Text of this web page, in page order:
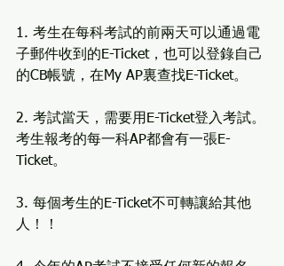
1. 考生在每科考試的前兩天可以通過電
子郵件收到的E-Ticket，也可以登錄自己
的CB帳號，在My AP裏查找E-Ticket。
2. 考試當天，需要用E-Ticket登入考試。
考生報考的每一科AP都會有一張E-
Ticket。
3. 每個考生的E-Ticket不可轉讓給其他
人！！